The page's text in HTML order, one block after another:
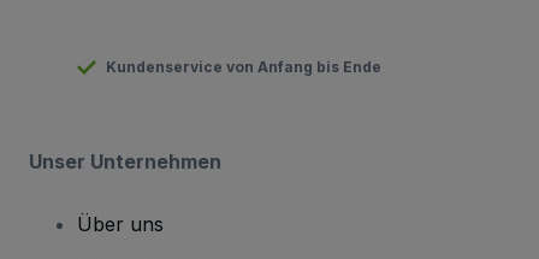
Kundenservice von Anfang bis Ende
Unser Unternehmen
Über uns